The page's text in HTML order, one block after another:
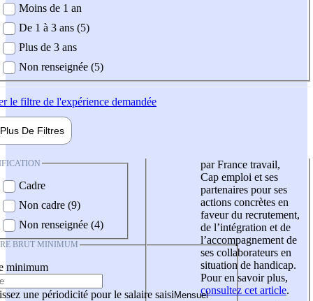
demandée
Moins de 1 an
De 1 à 3 ans (5)
Plus de 3 ans
Non renseignée (5)
le filtre de l'expérience demandée
Plus De Filtres
Cadre
Non cadre (9)
Non renseignée (4)
BRUT MINIMUM
minimum
une périodicité pour le salaire saisi
par France travail,
Cap emploi et ses
partenaires pour ses
actions concrètes en
faveur du recrutement,
de l’intégration et de
l’accompagnement de
ses collaborateurs en
situation de handicap.
Pour en savoir plus,
consultez cet article.